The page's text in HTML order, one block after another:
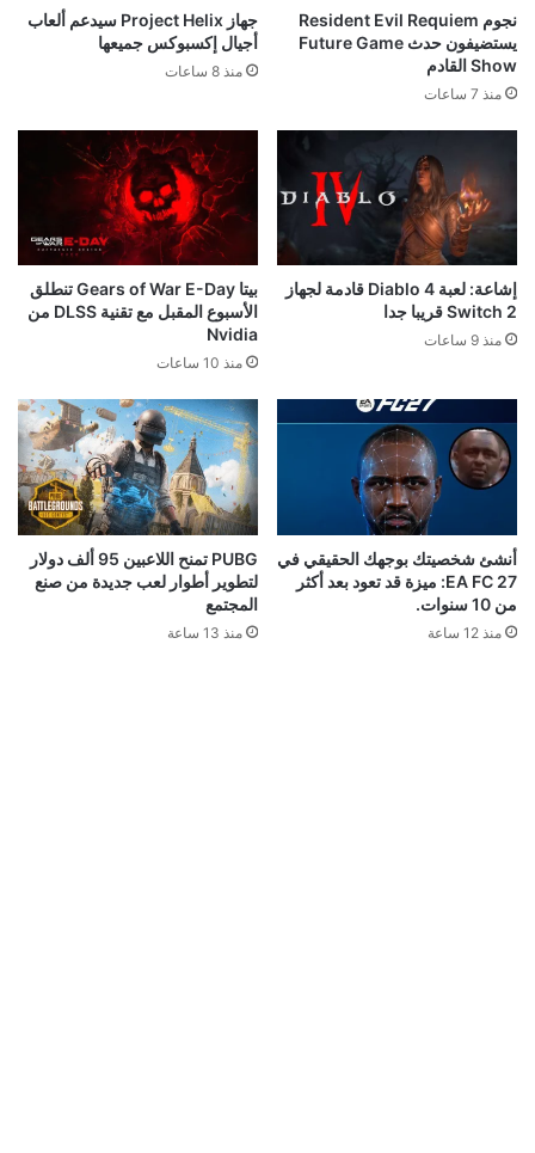
نجوم Resident Evil Requiem
يستضيفون حدث Future Game
Show القادم
منذ 7 ساعات
جهاز Project Helix سيدعم ألعاب
أجيال إكسبوكس جميعها
منذ 8 ساعات
إشاعة: لعبة Diablo 4 قادمة لجهاز
Switch 2 قريبا جدا
منذ 9 ساعات
بيتا Gears of War E-Day تنطلق
الأسبوع المقبل مع تقنية DLSS من
Nvidia
منذ 10 ساعات
أنشئ شخصيتك بوجهك الحقيقي في
EA FC 27: ميزة قد تعود بعد أكثر
من 10 سنوات.
منذ 12 ساعة
PUBG تمنح اللاعبين 95 ألف دولار
لتطوير أطوار لعب جديدة من صنع
المجتمع
منذ 13 ساعة